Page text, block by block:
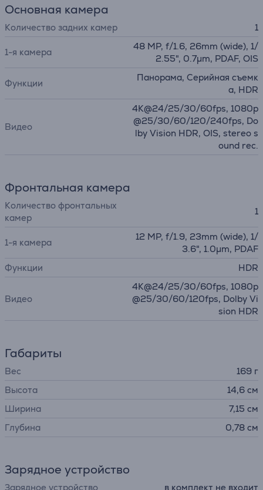
Основная камера
Количество задних камер 1
1-я камера
48 MP, f/1.6, 26mm (wide), 1/
2.55", 0.7µm, PDAF, OIS
Функции
Панорама, Серийная съемк
а, HDR
Видео
4K@24/25/30/60fps, 1080p
@25/30/60/120/240fps, Do
lby Vision HDR, OIS, stereo s
ound rec.
Фронтальная камера
Количество фронтальных
камер
1
1-я камера
12 MP, f/1.9, 23mm (wide), 1/
3.6", 1.0µm, PDAF
Функции
HDR
Видео
4K@24/25/30/60fps, 1080p
@25/30/60/120fps, Dolby Vi
sion HDR
Габариты
Вес
169 г
Высота
14,6 см
Ширина
7,15 см
Глубина
0,78 см
Зарядное устройство
Зарядное устройство
в комплект не входит